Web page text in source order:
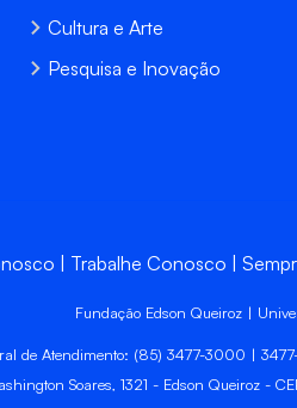
Cultura e Arte
Pesquisa e Inovação
Trabalhe Conosco
Fundação Edson Queiroz |
de Atendimento: (85) 3477-3000 |
Soares, 1321 - Edson Queiroz -